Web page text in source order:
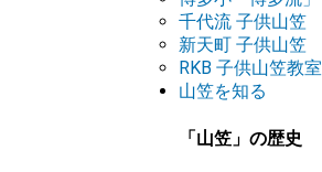
千代流 子供山笠
新天町 子供山笠
RKB 子供山笠教室
山笠を知る
「山笠」の歴史